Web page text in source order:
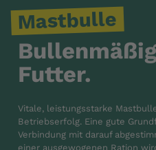
Mastbulle
Futter.
Vitale, leistungsstarke
Betriebserfolg. Eine gute
Verbindung mit darauf
einer ausgewogenen Ration